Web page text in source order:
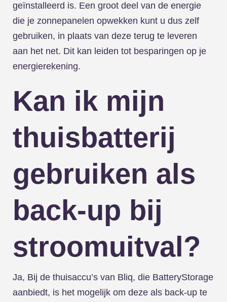
geïnstalleerd is. Een groot deel van de energie
die je zonnepanelen opwekken kunt u dus zelf
gebruiken, in plaats van deze terug te leveren
aan het net. Dit kan leiden tot besparingen op je
energierekening.
Kan ik mijn
thuisbatterij
gebruiken als
back-up bij
stroomuitval?
Ja, Bij de thuisaccu’s van Bliq, die BatteryStorage
aanbiedt, is het mogelijk om deze als back-up te